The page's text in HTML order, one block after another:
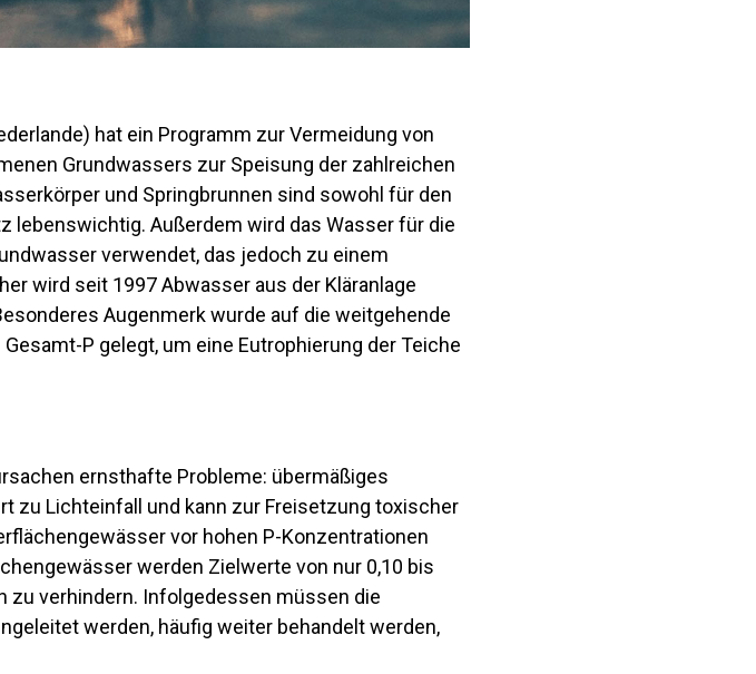
hat ein Programm zur Vermeidung von
Grundwassers zur Speisung der zahlreichen
und Springbrunnen sind sowohl für den
lebenswichtig. Außerdem wird das Wasser für die
verwendet, das jedoch zu einem
wird seit 1997 Abwasser aus der Kläranlage
Augenmerk wurde auf die weitgehende
P gelegt, um eine Eutrophierung der Teiche
ernsthafte Probleme: übermäßiges
zu Lichteinfall und kann zur Freisetzung toxischer
vor hohen P-Konzentrationen
werden Zielwerte von nur 0,10 bis
zu verhindern. Infolgedessen müssen die
werden, häufig weiter behandelt werden,